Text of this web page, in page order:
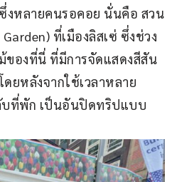
งหลายคนรอคอย นั่นคือ สวน
ที่เมืองลิสเซ่ ซึ่งช่วง
ของที่นี่ ที่มีการจัดแสดงสีสัน
ยหลังจากใช้เวลาหลาย
บที่พัก เป็นอันปิดทริปแบบ